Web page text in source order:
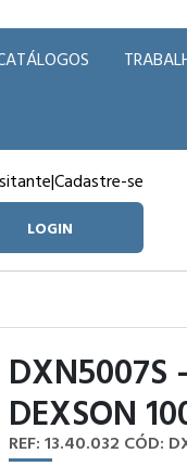
|Cadastre-se
LOGIN
DXN5007S
DEXSON
REF: 13.40.032 CÓD: